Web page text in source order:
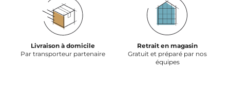
Livraison à domicile
Par transporteur partenaire
Retrait en magasin
Gratuit et préparé par nos
équipes